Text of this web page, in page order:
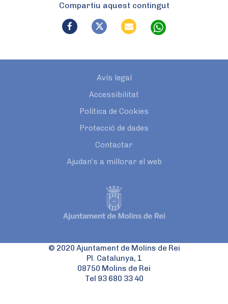
Compartiu aquest contingut
Avís legal
Accessibilitat
Política de Cookies
Protecció de dades
Contactar
Ajudan’s a millorar el web
© 2020 Ajuntament de Molins de Rei
Pl. Catalunya, 1
08750 Molins de Rei
Tel 93 680 33 40